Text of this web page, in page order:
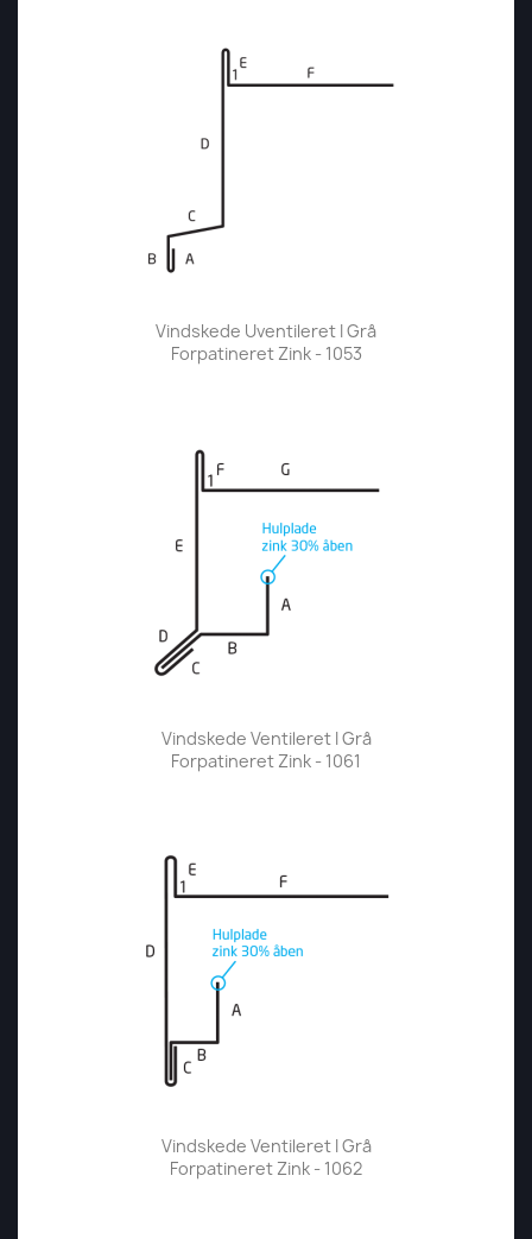
Vindskede Uventileret I Grå
Forpatineret Zink - 1053
Vindskede Ventileret I Grå
Forpatineret Zink - 1061
Vindskede Ventileret I Grå
Forpatineret Zink - 1062